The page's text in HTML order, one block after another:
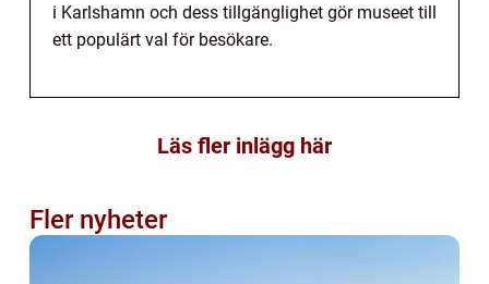
i Karlshamn och dess tillgänglighet gör museet till
ett populärt val för besökare.
Läs fler inlägg här
Fler nyheter